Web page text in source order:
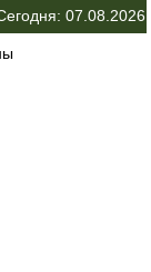
07.08.2026